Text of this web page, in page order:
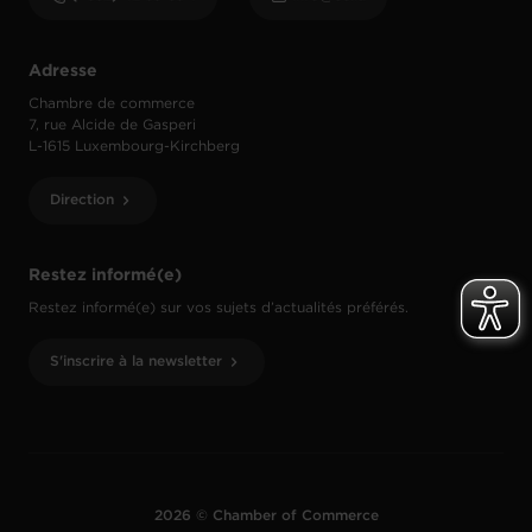
Restez informé(e)
Restez informé(e) sur vos sujets d’actualités préférés.
S'inscrire à la newsletter
Adresse
Chambre de commerce
7, rue Alcide de Gasperi
L-1615 Luxembourg-Kirchberg
Direction
2026 © Chamber of Commerce